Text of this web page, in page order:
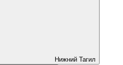
Нижний Тагил